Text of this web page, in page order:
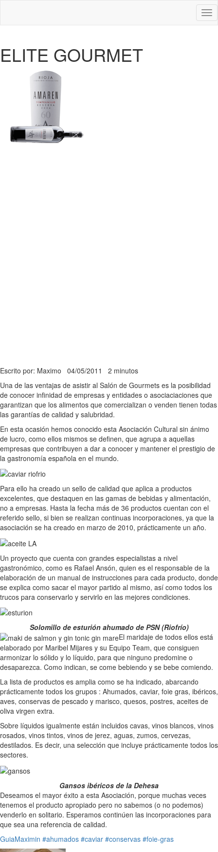
ELITE GOURMET
Escrito por: Maximo 04/05/2011 2 minutos
Una de las ventajas de asistir al Salón de Gourmets es la posibilidad
de conocer infinidad de empresas y entidades o asociaciaciones que
garantizan que los alimentos que comercializan o venden tienen todas
las garantías de calidad y salubridad.
En esta ocasión hemos conocido esta Asociación Cultural sin ánimo
de lucro, como ellos mismos se definen, que agrupa a aquellas
empresas que contribuyen a dar a conocer y mantener el prestigio de
la gastronomía española en el mundo.
Para ello ha creado un sello de calidad que aplica a productos
excelentes, que destaquen en las gamas de bebidas y alimentación,
no a empresas. Hasta la fecha más de 36 productos cuentan con el
referido sello, si bien se realizan continuas incorporaciones, ya que la
asociación se ha creado en marzo de 2010, prácticamente un año.
Un proyecto que cuenta con grandes especialistas a nivel
gastronómico, como es Rafael Ansón, quien es el responsable de la
elaboración de un manual de instrucciones para cada producto, donde
se explica como sacar el mayor partido al mismo, así como todos los
trucos para conservarlo y servirlo en las mejores condiciones.
Solomillo de esturión ahumado de PSN (Riofrío)
El maridaje de todos ellos está
elaborado por Maribel Mijares y su Equipo Team, que consiguen
armonizar lo sólido y lo líquido, para que ninguno predomine o
desaparezca. Como indican, se come bebiendo y se bebe comiendo.
La lista de productos es amplia como se ha indicado, abarcando
prácticamente todos los grupos : Ahumados, caviar, foie gras, ibéricos,
aves, conservas de pescado y marisco, quesos, postres, aceites de
oliva virgen extra.
Sobre líquidos igualmente están incluidos cavas, vinos blancos, vinos
rosados, vinos tintos, vinos de jerez, aguas, zumos, cervezas,
destilados. Es decir, una selección que incluye prácticamente todos los
sectores.
Gansos ibéricos de la Dehesa
Deseamos el mayor éxito a esta Asociación, porque muchas veces
tenemos el producto apropiado pero no sabemos (o no podemos)
venderlo en solitario. Esperamos continúen las incorporaciones para
que sea una referencia de calidad.
GuiaMaximin #ahumados #caviar #conservas #foie-gras